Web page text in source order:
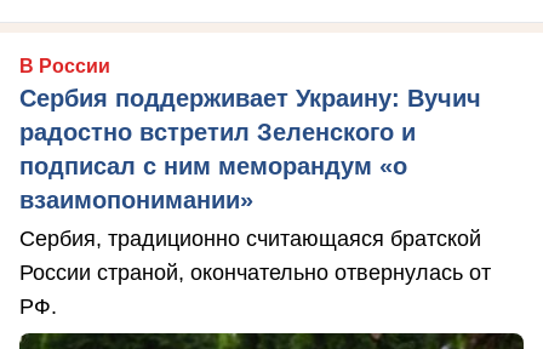
В России
Сербия поддерживает Украину: Вучич
радостно встретил Зеленского и
подписал с ним меморандум «о
взаимопонимании»
Сербия, традиционно считающаяся братской
России страной, окончательно отвернулась от
РФ.